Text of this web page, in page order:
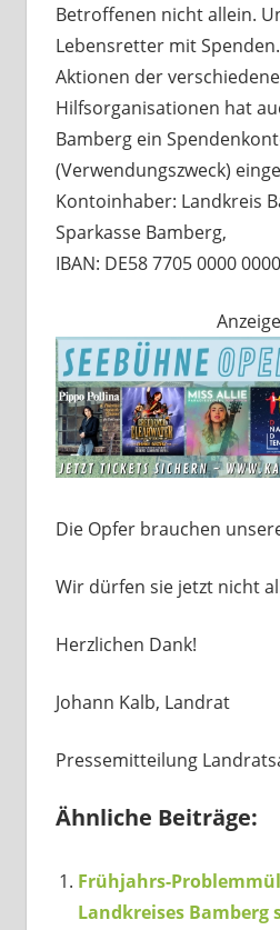
Betroffenen nicht allein.
Lebensretter mit
Aktionen der
Hilfsorganisationen hat
Bamberg ein
(Verwendungszweck)
Kontoinhaber: Landkreis
Sparkasse Bamberg,
IBAN: DE58 7705 0000
Anzeige
Die Opfer brauchen
Wir dürfen sie jetzt nicht
Herzlichen Dank!
Johann Kalb, Landrat
Pressemitteilung
Ähnliche Beiträge:
Frühjahrs-
Landkreises Bamberg